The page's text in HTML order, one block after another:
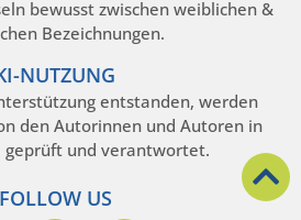
bewusst zwischen weiblichen &
Bezeichnungen.
NUTZUNG
entstanden, werden
den Autorinnen und Autoren in
geprüft und verantwortet.
FOLLOW US